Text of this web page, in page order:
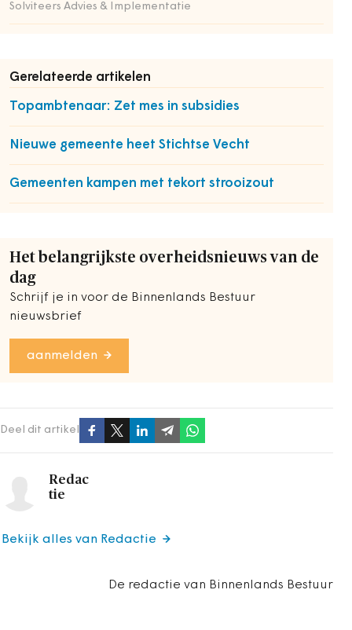
Solviteers Advies & Implementatie
Gerelateerde artikelen
Topambtenaar: Zet mes in subsidies
Nieuwe gemeente heet Stichtse Vecht
Gemeenten kampen met tekort strooizout
Het belangrijkste overheidsnieuws van de
dag
Schrijf je in voor de Binnenlands Bestuur
nieuwsbrief
aanmelden
Deel dit artikel
Redac
tie
De redactie van Binnenlands Bestuur
Bekijk alles van Redactie